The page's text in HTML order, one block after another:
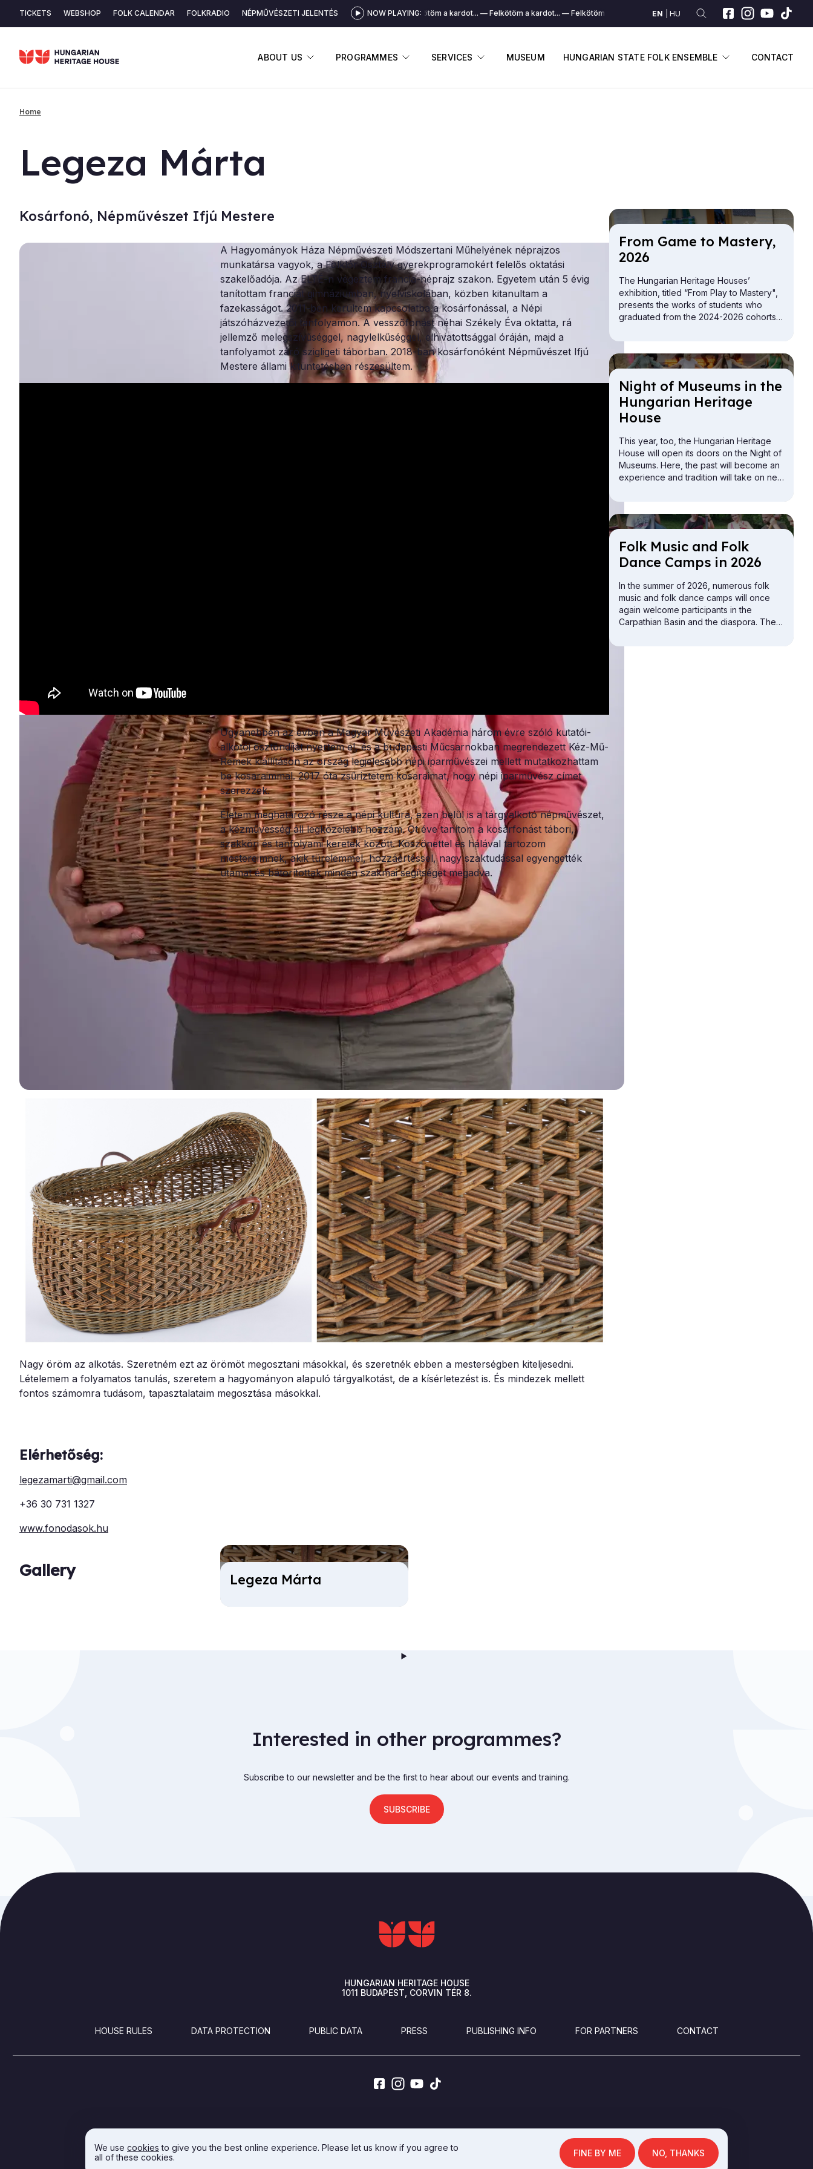
We use cookies to give you the best online experience. Please let us know if you agree to
all of these cookies.
FINE BY ME NO, THANKS
main
ABOUT US DISPLAY SUBMENU
PROGRAMMES DISPLAY SUBMENU
SERVICES DISPLAY SUBMENU
MUSEUM HUNGARIAN STATE FOLK ENSEMBLE DISPLAY
CONTACT
Secondary
TICKETS WEBSHOP FOLK CALENDAR FOLKRADIO NÉPMŰVÉSZETI JELENTÉS NOW PLAYING:Felkötöm a kardot... Felkötöm a kardot... Felkötöm a kardot... Felkötöm a kardot... Felkötöm a kardot...
EN HU
Home
Legeza Márta
Kosárfonó, Népművészet Ifjú Mestere
A Hagyományok Háza Népművészeti Módszertani Műhelyének néprajzos
munkatársa vagyok, a Folklór Osztály gyerekprogramokért felelős oktatási
szakelőadója. Az ELTÉ-n végeztem francia-néprajz szakon. Egyetem után 5 évig
tanítottam franciát gimnáziumban, nyelviskolában, közben kitanultam a
fazekasságot. 2011-ben kerültem kapcsolatba a kosárfonással, a Népi
játszóházvezetői tanfolyamon. A vesszőfonást néhai Székely Éva oktatta, rá
jellemző melegszívűséggel, nagylelkűséggel, elhivatottsággal óráján, majd a
tanfolyamot záró szigligeti táborban. 2018-ban kosárfonóként Népművészet Ifjú
Mestere állami kitüntetésben részesültem.
Ugyanebben az évben a Magyar Művészeti Akadémia három évre szóló kutatói-
alkotói ösztöndíját nyertem el, és a budapesti Műcsarnokban megrendezett Kéz-Mű-
Remek kiállításon az ország legjelesebb népi iparművészei mellett mutatkozhattam
be kosaraimmal. 2017 óta zsűriztetem kosaraimat, hogy népi iparművész címet
szerezzek.
Életem meghatározó része a népi kultúra, ezen belül is a tárgyalkotó népművészet,
a kézművesség áll legközelebb hozzám. Öt éve tanítom a kosárfonást tábori,
szakköri és tanfolyami keretek között. Köszönettel és hálával tartozom
mestereimnek, akik türelemmel, hozzáértéssel, nagy szaktudással egyengették
utamat és bátorítottak minden szakmai segítséget megadva.
Nagy öröm az alkotás. Szeretném ezt az örömöt megosztani másokkal, és szeretnék ebben a mesterségben kiteljesedni.
Lételemem a folyamatos tanulás, szeretem a hagyományon alapuló tárgyalkotást, de a kísérletezést is. És mindezek mellett
fontos számomra tudásom, tapasztalataim megosztása másokkal.
Elérhetőség:
legezamarti@gmail.com
+36 30 731 1327
www.fonodasok.hu
Gallery Legeza Márta
From Game to Mas­tery,
2026
The Hungarian Heritage Houses’
exhibition, titled “From Play to Mastery",
presents the works of students who
graduated from the 2024-2026 cohorts
programs.
Night of Mu­seums in the
Hun­gari­an Her­it­age
House
This year, too, the Hungarian Heritage
House will open its doors on the Night of
Museums. Here, the past will become an
experience and tradition will take on new
be open for exploration from the attic to
the cellar.
Folk Mu­sic and Folk
Dance Camps in 2026
In the summer of 2026, numerous folk
music and folk dance camps will once
again welcome participants in the
Carpathian Basin and the diaspora. The
youth, adults, and families.
Interested in other programmes?
Subscribe to our newsletter and be the first to hear about our events and training.
SUBSCRIBE
HUNGARIAN HERITAGE HOUSE
1011 BUDAPEST CORVIN TÉR 8.
HOUSE RULES DATA PROTECTION PUBLIC DATA PRESS PUBLISHING INFO FOR PARTNERS CONTACT